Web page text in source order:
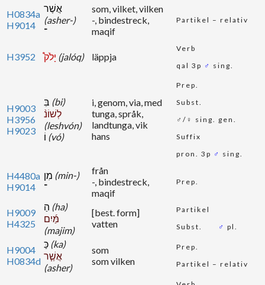
H0834a
H9014
אֲשֶׁר
(asher-)
־
som, vilket, vilken
-, bindestreck,
maqif
Partikel – relativ
H3952 (jalóq) läppja
Verb
qal 3p ♂ sing.
H9003
H3956
H9023
(bi)
לְשׁוֹנ֨
(leshvón)
(vó)
i, genom, via, med
tunga, språk,
landtunga, vik
hans
Prep.
Subst.
♂/♀ sing. gen.
Suffix
pron. 3p ♂ sing.
H4480a
H9014
(min-)
־
från
-, bindestreck,
maqif
Prep.
H9009
H4325
(ha)
מַּ֜יִם
(majim)
[best. form]
vatten
Partikel
Subst.
♂ pl.
H9004
H0834d
(ka)
אֲשֶׁ֧ר
(asher)
som
som vilken
Prep.
Partikel – relativ